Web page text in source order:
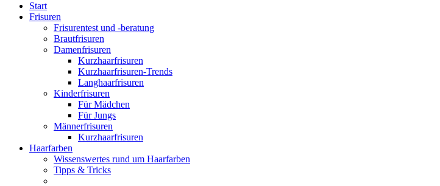
Start
Frisuren
Frisurentest und -beratung
Brautfrisuren
Damenfrisuren
Kurzhaarfrisuren
Kurzhaarfrisuren-Trends
Langhaarfrisuren
Kinderfrisuren
Für Mädchen
Für Jungs
Männerfrisuren
Kurzhaarfrisuren
Haarfarben
Wissenswertes rund um Haarfarben
Tipps & Tricks